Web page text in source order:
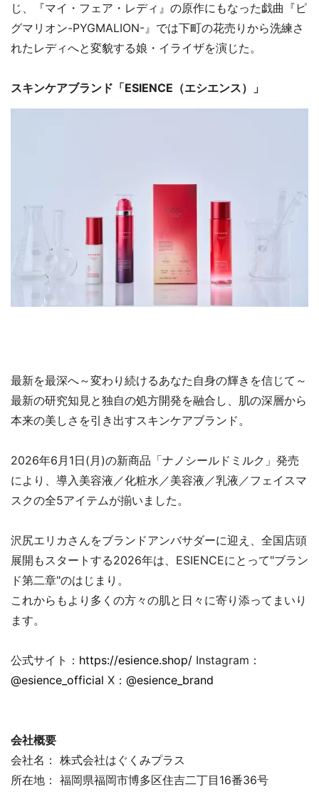
じ、『マイ・フェア・レディ』の原作にもなった戯曲『ピ
グマリオン-PYGMALION-』では下町の花売りから洗練さ
れたレディへと変貌する娘・イライザを演じた。
スキンケアブランド「ESIENCE（エシエンス）」
最新を最深へ～変わり続けるあなた自身の輝きを信じて～
最新の研究知見と独自の処方開発を融合し、肌の深層から
本来の美しさを引き出すスキンケアブランド。
2026年6月1日(月)の新商品「ナノシールドミルク」発売
により、導入美容液／化粧水／美容液／乳液／フェイスマ
スクの全5アイテムが揃いました。
沢尻エリカさんをブランドアンバサダーに迎え、全国店頭
展開もスタートする2026年は、ESIENCEにとって"ブラン
ド第二章"のはじまり。
これからもより多くの方々の肌と日々に寄り添ってまいり
ます。
公式サイト： https://esience.shop/ Instagram：
@esience_official X： @esience_brand
会社概要
会社名： 株式会社はぐくみプラス
所在地： 福岡県福岡市博多区住吉二丁目16番36号